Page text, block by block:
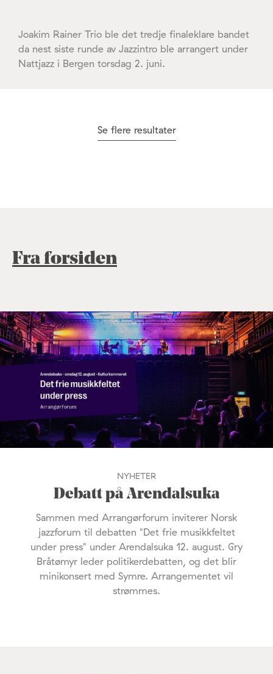
Joakim Rainer Trio ble det tredje finaleklare bandet
da nest siste runde av Jazzintro ble arrangert under
Nattjazz i Bergen torsdag 2. juni.
Se flere resultater
Fra forsiden
NYHETER
Debatt på Arendalsuka
Sammen med Arrangørforum inviterer Norsk
jazzforum til debatten "Det frie musikkfeltet
under press" under Arendalsuka 12. august. Gry
Bråtømyr leder politikerdebatten, og det blir
minikonsert med Symre. Arrangementet vil
strømmes.